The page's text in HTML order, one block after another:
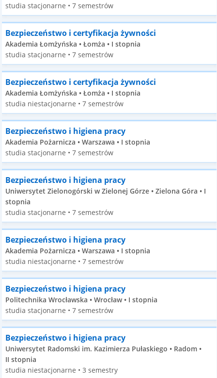
studia stacjonarne • 7 semestrów
Bezpieczeństwo i certyfikacja żywności
Akademia Łomżyńska • Łomża • I stopnia
studia stacjonarne • 7 semestrów
Bezpieczeństwo i certyfikacja żywności
Akademia Łomżyńska • Łomża • I stopnia
studia niestacjonarne • 7 semestrów
Bezpieczeństwo i higiena pracy
Akademia Pożarnicza • Warszawa • I stopnia
studia stacjonarne • 7 semestrów
Bezpieczeństwo i higiena pracy
Uniwersytet Zielonogórski w Zielonej Górze • Zielona Góra • I
stopnia
studia stacjonarne • 7 semestrów
Bezpieczeństwo i higiena pracy
Akademia Pożarnicza • Warszawa • I stopnia
studia niestacjonarne • 7 semestrów
Bezpieczeństwo i higiena pracy
Politechnika Wrocławska • Wrocław • I stopnia
studia stacjonarne • 7 semestrów
Bezpieczeństwo i higiena pracy
Uniwersytet Radomski im. Kazimierza Pułaskiego • Radom •
II stopnia
studia niestacjonarne • 3 semestry